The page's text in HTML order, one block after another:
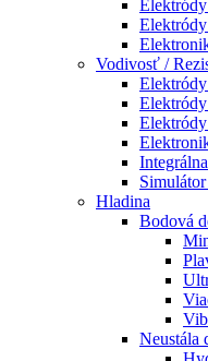
Vodivosť /
Hladina
Bodová
Neustála